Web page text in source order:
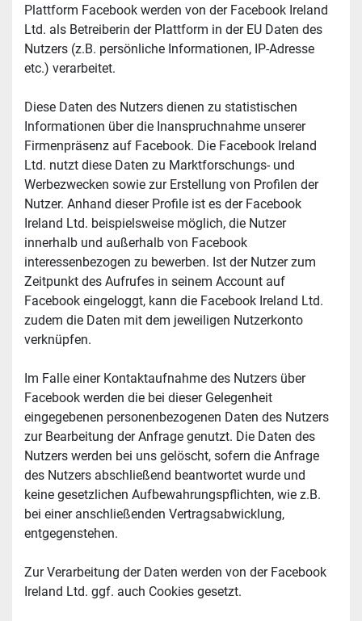
Plattform Facebook werden von der Facebook Ireland
Ltd. als Betreiberin der Plattform in der EU Daten des
Nutzers (z.B. persönliche Informationen, IP-Adresse
etc.) verarbeitet.
Diese Daten des Nutzers dienen zu statistischen
Informationen über die Inanspruchnahme unserer
Firmenpräsenz auf Facebook. Die Facebook Ireland
Ltd. nutzt diese Daten zu Marktforschungs- und
Werbezwecken sowie zur Erstellung von Profilen der
Nutzer. Anhand dieser Profile ist es der Facebook
Ireland Ltd. beispielsweise möglich, die Nutzer
innerhalb und außerhalb von Facebook
interessenbezogen zu bewerben. Ist der Nutzer zum
Zeitpunkt des Aufrufes in seinem Account auf
Facebook eingeloggt, kann die Facebook Ireland Ltd.
zudem die Daten mit dem jeweiligen Nutzerkonto
verknüpfen.
Im Falle einer Kontaktaufnahme des Nutzers über
Facebook werden die bei dieser Gelegenheit
eingegebenen personenbezogenen Daten des Nutzers
zur Bearbeitung der Anfrage genutzt. Die Daten des
Nutzers werden bei uns gelöscht, sofern die Anfrage
des Nutzers abschließend beantwortet wurde und
keine gesetzlichen Aufbewahrungspflichten, wie z.B.
bei einer anschließenden Vertragsabwicklung,
entgegenstehen.
Zur Verarbeitung der Daten werden von der Facebook
Ireland Ltd. ggf. auch Cookies gesetzt.